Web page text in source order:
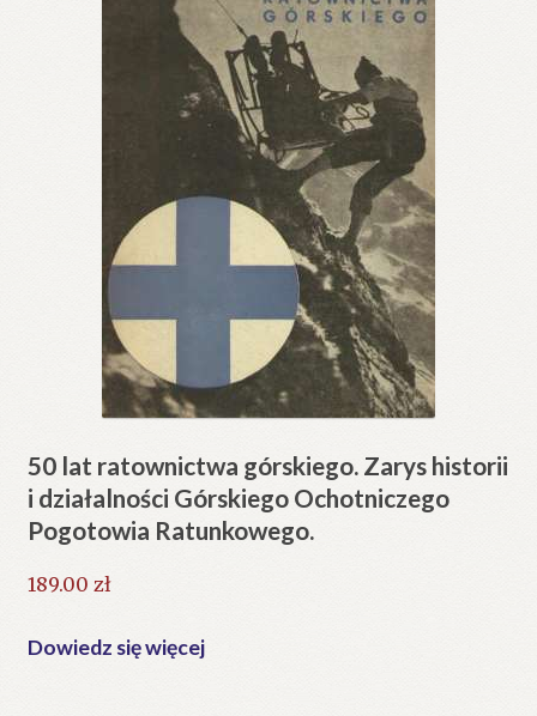
50 lat ratownictwa górskiego. Zarys historii
i działalności Górskiego Ochotniczego
Pogotowia Ratunkowego.
189.00 zł
Dowiedz się więcej